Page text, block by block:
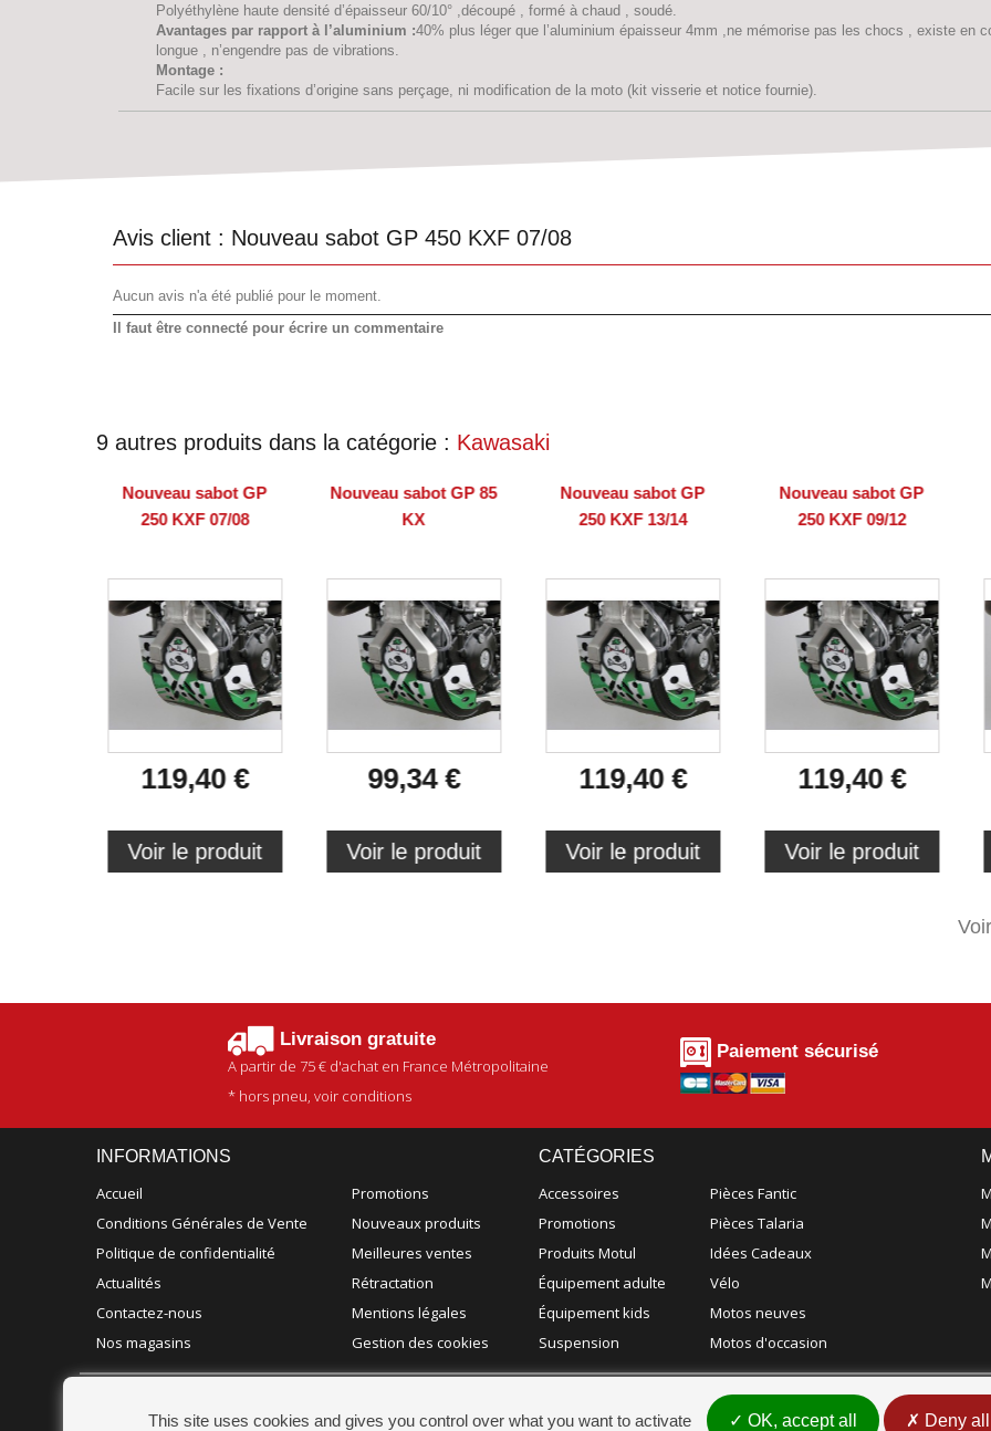
Polyéthylène haute densité d’épaisseur 60/10° ,découpé , formé à chaud , soudé.
Avantages par rapport à l’aluminium :40% plus léger que l’aluminium épaisseur 4mm ,ne mémorise pas les chocs , existe en
longue , n’engendre pas de vibrations.
Montage :
Facile sur les fixations d’origine sans perçage, ni modification de la moto (kit visserie et notice fournie).
Avis client : Nouveau sabot GP 450 KXF 07/08
Aucun avis n'a été publié pour le moment.
Il faut être connecté pour écrire un commentaire
9 autres produits dans la catégorie : Kawasaki
Nouveau sabot GP
250 KXF 07/08
119,40 €
Voir le produit
Nouveau sabot GP 85
KX
99,34 €
Voir le produit
Nouveau sabot GP
250 KXF 13/14
119,40 €
Voir le produit
Nouveau sabot GP
250 KXF 09/12
119,40 €
Voir le produit
Livraison gratuite
A partir de 75 €d'achat en France Métropolitaine
* hors pneu, voir conditions
Paiement sécurisé
INFORMATIONS
Accueil
Conditions Générales de Vente
Politique de confidentialité
Actualités
Contactez-nous
Nos magasins
Promotions
Nouveaux produits
Meilleures ventes
Rétractation
Mentions légales
Gestion des cookies
CATÉGORIES
Accessoires
Promotions
Produits Motul
Équipement adulte
Équipement kids
Suspension
Pièces Fantic
Pièces Talaria
Idées Cadeaux
Vélo
Motos neuves
Motos d'occasion
This site uses cookies and gives you control over what you want to activate OK, accept all Deny